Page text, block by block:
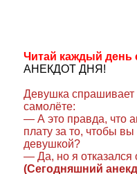
Читай каждый день
АНЕКДОТ ДНЯ!
Девушка спрашивает
самолёте:
— А это правда, что
плату за то, чтобы
девушкой?
— Да, но я отказался
(Сегодняшний